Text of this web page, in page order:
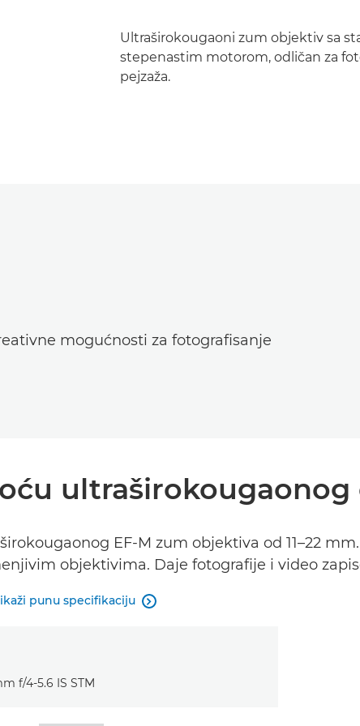
Ultraširokougaoni zum objektiv sa
stepenastim motorom, odličan za
pejzaža.
mogućnosti za fotografisanje
ultraširokougaonog
EF-M zum objektiva od 11–22
objektivima. Daje fotografije i video
punu specifikaciju 